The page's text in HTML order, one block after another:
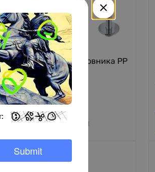
Механизм для подголовника PP
040-8 аналог (Китай)
536 руб./комплект
В наличии
В корзину